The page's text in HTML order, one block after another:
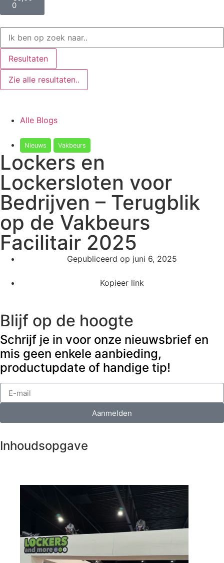
0
Resultaten
Zie alle resultaten..
Alle Blogs
Nieuws Vakbeurs
Lockers en
Lockersloten voor
Bedrijven – Terugblik
op de Vakbeurs
Facilitair 2025
Gepubliceerd op juni 6, 2025
Kopieer link
Blijf op de hoogte
Schrijf je in voor onze nieuwsbrief en
mis geen enkele aanbieding,
productupdate of handige tip!
Aanmelden
Inhoudsopgave